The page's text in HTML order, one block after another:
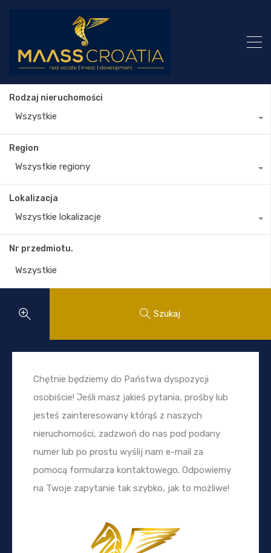
Rodzaj nieruchomości
Wszystkie
Region
Wszystkie regiony
Lokalizacja
Wszystkie lokalizacje
Nr przedmiotu.
Szukaj
Chętnie będziemy do Państwa dyspozycji
osobiście! Jeśli masz jakieś pytania, prośby lub
jesteś zainteresowany którąś z naszych
nieruchomości, zadzwoń do nas pod podany
numer lub po prostu wyślij nam e-mail za
pomocą formularza kontaktowego. Odpowiemy
na Twoje zapytanie tak szybko, jak to możliwe!